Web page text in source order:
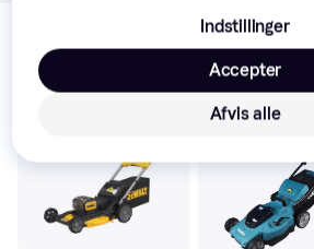
Relaterede produkter
Se vores forslag til andre produkter, der
interesser.
Indstillinger
Afvis alle
Accepter